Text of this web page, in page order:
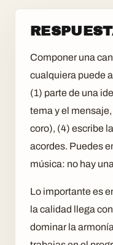
Componer una
cualquiera puede
(1) parte de una
tema y el
coro), (4) escribe
acordes. Puedes
música: no hay
Lo importante es
la calidad llega
dominar la